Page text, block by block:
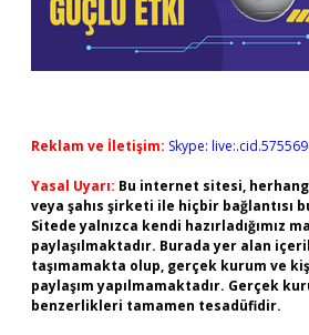
Reklam ve İletişim: Skype:
Yasal Uyarı: Bu internet sitesi,
veya şahıs şirketi ile hiçbir bağlantısı
Sitede yalnızca kendi hazırladığımız
paylaşılmaktadır. Burada yer alan
taşımamakta olup, gerçek kurum ve
paylaşım yapılmamaktadır. Gerçek
benzerlikleri tamamen tesadüfidir.